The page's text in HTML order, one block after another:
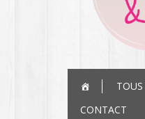
TOUS
CONTACT